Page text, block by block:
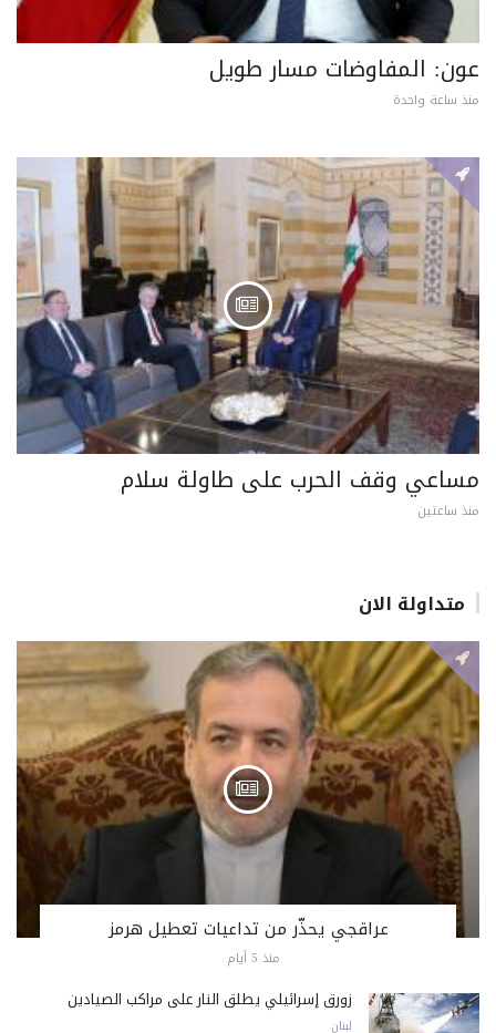
عون: المفاوضات مسار طويل
منذ ساعة واحدة
مساعي وقف الحرب على طاولة سلام
منذ ساعتين
متداولة الان
عراقجي يحذّر من تداعيات تعطيل هرمز
منذ 5 أيام
زورق إسرائيلي يطلق النار على مراكب الصيادين
لبنان